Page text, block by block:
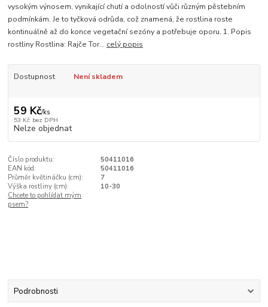
vysokým výnosem, vynikající chutí a odolností vůči různým pěstebním
podmínkám. Je to tyčková odrůda, což znamená, že rostlina roste
kontinuálně až do konce vegetační sezóny a potřebuje oporu. 1. Popis
rostliny Rostlina: Rajče Tor... celý popis
Dostupnost Není skladem
59 Kč/ks
53 Kč bez DPH
Nelze objednat
Číslo produktu:
50411016
EAN kód:
50411016
Průměr květináčku (cm):
7
Výška rostliny (cm):
10-30
Chcete to pohlídat mým
psem?
Podrobnosti